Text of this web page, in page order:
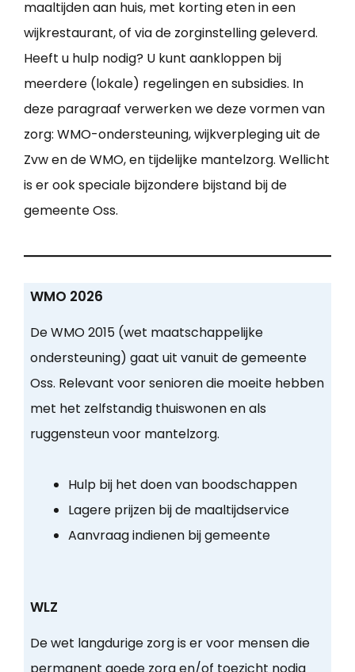
maaltijden aan huis, met korting eten in een
wijkrestaurant, of via de zorginstelling geleverd.
Heeft u hulp nodig? U kunt aankloppen bij
meerdere (lokale) regelingen en subsidies. In
deze paragraaf verwerken we deze vormen van
zorg: WMO-ondersteuning, wijkverpleging uit de
Zvw en de WMO, en tijdelijke mantelzorg. Wellicht
is er ook speciale bijzondere bijstand bij de
gemeente Oss.
WMO 2026
De WMO 2015 (wet maatschappelijke
ondersteuning) gaat uit vanuit de gemeente
Oss. Relevant voor senioren die moeite hebben
met het zelfstandig thuiswonen en als
ruggensteun voor mantelzorg.
Hulp bij het doen van boodschappen
Lagere prijzen bij de maaltijdservice
Aanvraag indienen bij gemeente
WLZ
De wet langdurige zorg is er voor mensen die